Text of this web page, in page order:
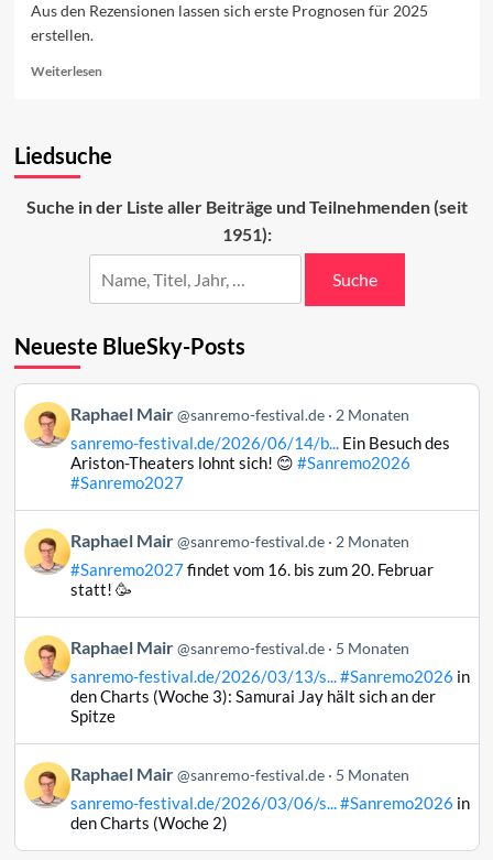
Aus den Rezensionen lassen sich erste Prognosen für 2025
erstellen.
WeiterlesenRead
favorisierten
2025
Liedsuche
Suche in der Liste aller Beiträge und Teilnehmenden (seit
1951):
Suche
Neueste BlueSky-Posts
Beitrag
von
Raphael
ansehen
Raphael Mair @sanremo-festival.de 2 Monaten
sanremo-festival.de/2026/06/14/b...Ein Besuch des
Ariston-Theaters lohnt sich! 😊 #Sanremo2026
#Sanremo2027
Beitrag
von
Raphael
Bluesky
ansehen
Raphael Mair @sanremo-festival.de 2 Monaten
#Sanremo2027findet vom 16. bis zum 20. Februar
statt! 🥳
Beitrag
von
Raphael
ansehen
Raphael Mair @sanremo-festival.de 5 Monaten
sanremo-festival.de/2026/03/13/s...#Sanremo2026 in
den Charts (Woche 3): Samurai Jay hält sich an der
Spitze
Beitrag
von
Raphael
Raphael Mair @sanremo-festival.de 5 Monaten
sanremo-festival.de/2026/03/06/s...#Sanremo2026 in
den Charts (Woche 2)